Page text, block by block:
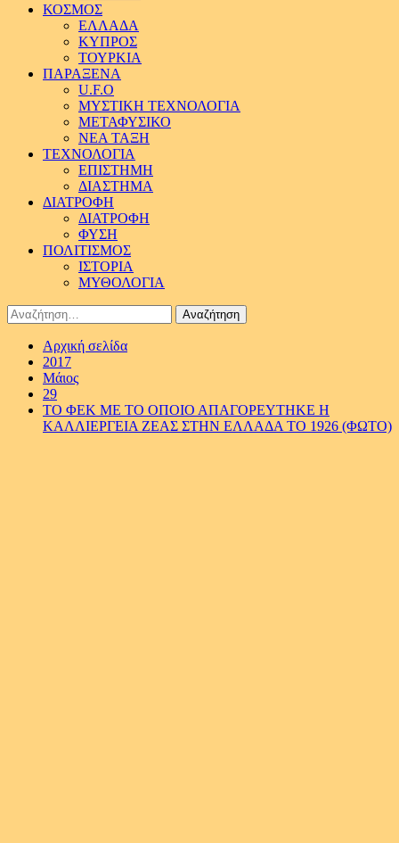
ΚΟΣΜΟΣ
ΕΛΛΑΔΑ
ΚΥΠΡΟΣ
ΤΟΥΡΚΙΑ
ΠΑΡΑΞΕΝΑ
U.F.O
ΜΥΣΤΙΚΗ ΤΕΧΝΟΛΟΓΙΑ
ΜΕΤΑΦΥΣΙΚΟ
ΝΕΑ ΤΑΞΗ
ΤΕΧΝΟΛΟΓΙΑ
ΕΠΙΣΤΗΜΗ
ΔΙΑΣΤΗΜΑ
ΔΙΑΤΡΟΦΗ
ΔΙΑΤΡΟΦΗ
ΦΥΣΗ
ΠΟΛΙΤΙΣΜΟΣ
ΙΣΤΟΡΙΑ
ΜΥΘΟΛΟΓΙΑ
Αναζήτηση
για:
Αρχική σελίδα
2017
Μάιος
29
ΤΟ ΦΕΚ ΜΕ ΤΟ ΟΠΟΙΟ ΑΠΑΓΟΡΕΥΤΗΚΕ Η
ΚΑΛΛΙΕΡΓΕΙΑ ΖΕΑΣ ΣΤΗΝ ΕΛΛΑΔΑ ΤΟ 1926 (ΦΩΤΟ)